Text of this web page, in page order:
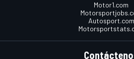
Motor1.com
Autosport.com